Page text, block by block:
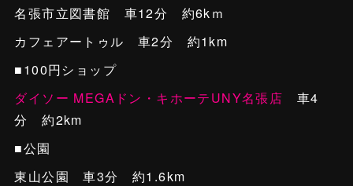
名張市立図書館 車12分 約6kｍ
カフェアートゥル 車2分 約1km
■100円ショップ
ダイソー MEGAドン・キホーテUNY名張店 車4
分 約2km
■公園
東山公園 車3分 約1.6km